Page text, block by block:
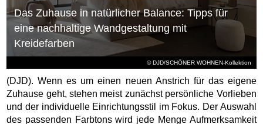
© DJD/SCHÖNER WOHNEN-Kollektion
Das Zuhause in natürlicher Balance: Tipps für
eine nachhaltige Wandgestaltung mit
Kreidefarben
(DJD). Wenn es um einen neuen Anstrich für das eigene
Zuhause geht, stehen meist zunächst persönliche Vorlieben
und der individuelle Einrichtungsstil im Fokus. Der Auswahl
des passenden Farbtons wird jede Menge Aufmerksamkeit